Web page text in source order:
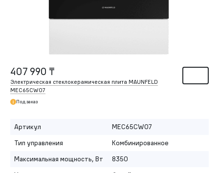
407 990 ₸
Электрическая стеклокерамическая плита MAUNFELD
MEC65CW07
Под заказ
Артикул
MEC65CW07
Тип управления
Комбинированное
Максимальная мощность, Вт
8350